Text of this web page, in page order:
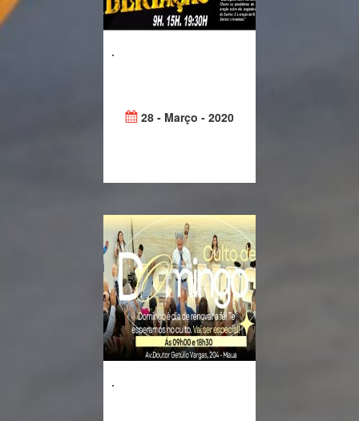
.
28 - Março - 2020
.